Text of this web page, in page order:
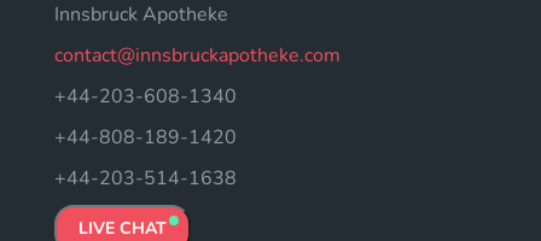
Innsbruck Apotheke
contact@innsbruckapotheke.com
+44-203-608-1340
+44-808-189-1420
+44-203-514-1638
LIVE CHAT